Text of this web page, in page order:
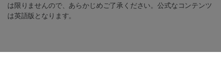
は限りませんので、あらかじめご了承ください。公式なコンテンツ
は英語版となります。